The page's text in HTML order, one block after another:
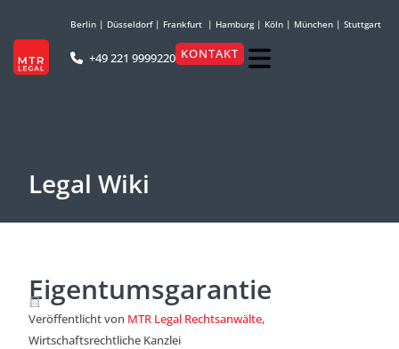
Berlin | Düsseldorf| Frankfurt | Hamburg| Köln | München | Stuttgart
+49 221 9999220 KONTAKT
Legal Wiki
Eigentumsgarantie
Veröffentlicht von MTR Legal Rechtsanwälte,
Wirtschaftsrechtliche Kanzlei